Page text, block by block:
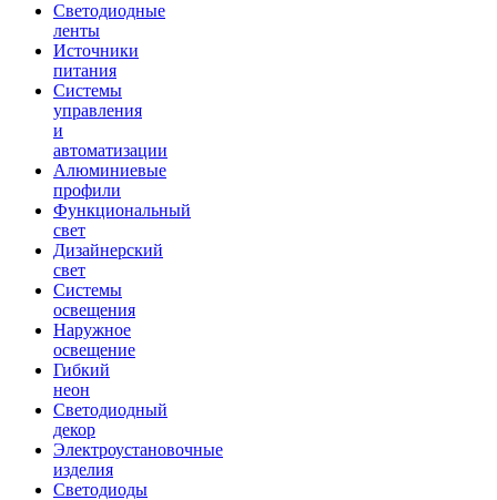
Светодиодные
ленты
Источники
питания
Системы
управления
и
автоматизации
Алюминиевые
профили
Функциональный
свет
Дизайнерский
свет
Системы
освещения
Наружное
освещение
Гибкий
неон
Светодиодный
декор
Электроустановочные
изделия
Светодиоды